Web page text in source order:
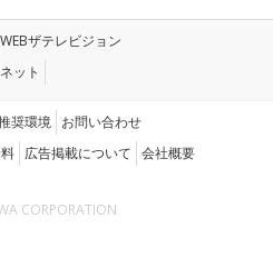
WEBザテレビジョン
ット
奨環境 お問い合わせ
広告掲載について 会社概要
CORPORATION